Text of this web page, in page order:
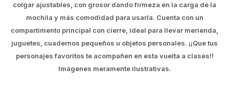
colgar ajustables, con grosor dando firmeza en la carga de la
mochila y más comodidad para usarla. Cuenta con un
compartimento principal con cierre, ideal para llevar merienda,
juguetes, cuadernos pequeños u objetos personales. ¡¡Que tus
personajes favoritos te acompañen en esta vuelta a clases!!
Imágenes meramente ilustrativas.